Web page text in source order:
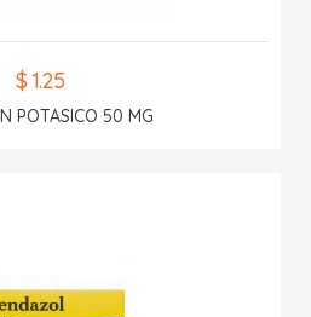
$ 1.25
POTASICO 50 MG